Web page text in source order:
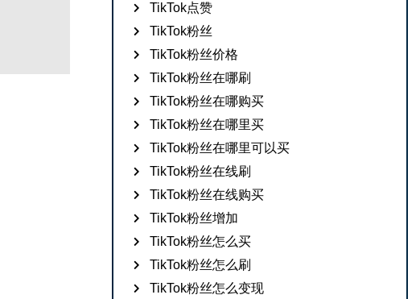
TikTok点赞
TikTok粉丝
TikTok粉丝价格
TikTok粉丝在哪刷
TikTok粉丝在哪购买
TikTok粉丝在哪里买
TikTok粉丝在哪里可以买
TikTok粉丝在线刷
TikTok粉丝在线购买
TikTok粉丝增加
TikTok粉丝怎么买
TikTok粉丝怎么刷
TikTok粉丝怎么变现